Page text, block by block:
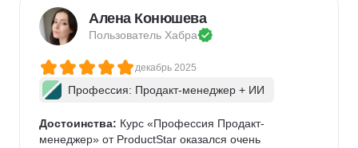
Алена Конюшева
Пользователь Хабра
декабрь 2025
Профессия: Продакт-менеджер + ИИ
Достоинства: Курс «Профессия Продакт-
менеджер» от ProductStar оказался очень